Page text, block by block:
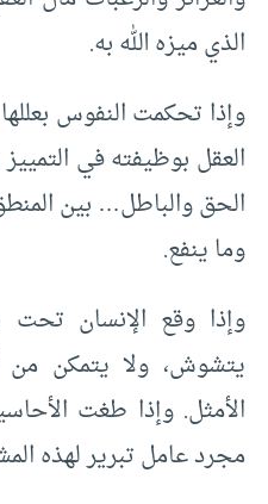
الذي ميزه الله به.
وإذا تحكمت النفوس
العقل بوظيفته في
الحق والباطل… بين
وما ينفع.
وإذا وقع الإنسان
يتشوش، ولا يتمكن من
الأمثل. وإذا طغت
مجرد عامل تبرير لهذه